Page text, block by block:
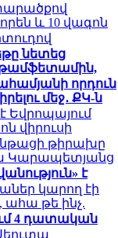
և 10 վագոն
նետեց
որդուն
մեջ․ ՔԿ-ն
Եվրոպայում
վիրուսի
թիրախը
Կարապետյանց
է
կարող էի
ահա թե ինչ.
4 դատական